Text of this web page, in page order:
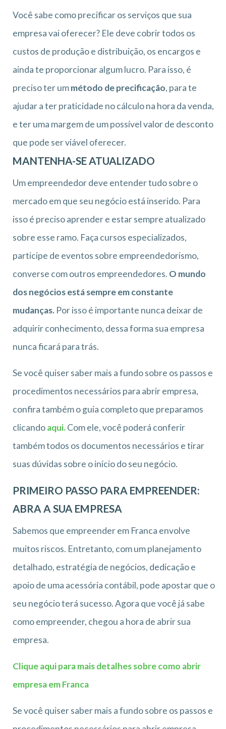
Você sabe como precificar os serviços que sua
empresa vai oferecer? Ele deve cobrir todos os
custos de produção e distribuição, os encargos e
ainda te proporcionar algum lucro. Para isso, é
preciso ter ummétodo de precificação, para te
ajudar a ter praticidade no cálculo na hora da venda,
e ter uma margem de um possível valor de desconto
que pode ser viável oferecer.
MANTENHA-SE ATUALIZADO
Um empreendedor deve entender tudo sobre o
mercado em que seu negócio está inserido. Para
isso é preciso aprender e estar sempre atualizado
sobre esse ramo. Faça cursos especializados,
participe de eventos sobre empreendedorismo,
converse com outros empreendedores. O mundo
dos negócios está sempre em constante
mudanças. Por isso é importante nunca deixar de
adquirir conhecimento, dessa forma sua empresa
nunca ficará para trás.
Se você quiser saber mais a fundo sobre os passos e
procedimentos necessários para abrir empresa,
confira também o guia completo que preparamos
clicandoaqui.Com ele, você poderá conferir
também todos os documentos necessários e tirar
suas dúvidas sobre o início do seu negócio.
PRIMEIRO PASSO PARA EMPREENDER:
ABRA A SUA EMPRESA
Sabemos que empreender em Franca envolve
muitos riscos. Entretanto, com um planejamento
detalhado, estratégia de negócios, dedicação e
apoio de uma acessória contábil, pode apostar que o
seu negócio terá sucesso. Agora que você já sabe
como empreender, chegou a hora de abrir sua
empresa.
Clique aqui para mais detalhes sobre como abrir
empresa em Franca
Se você quiser saber mais a fundo sobre os passos e